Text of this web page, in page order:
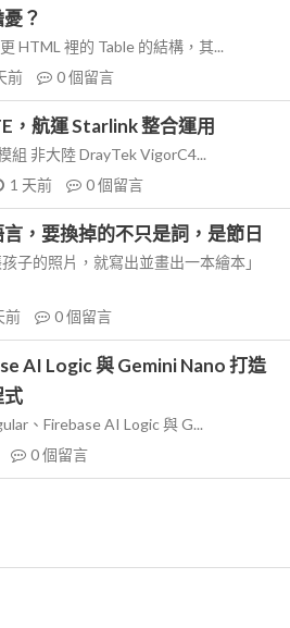
？
HTML 裡的 Table 的結構，其...
前 0個留言
，航運 Starlink 整合運用
組 非大陸 DrayTek VigorC4...
1 天前 0個留言
，要換掉的不只是詞，是節日
子的照片，就寫出並畫出一本繪本」
前 0個留言
AI Logic 與 Gemini Nano 打造
式
、Firebase AI Logic 與 G...
0個留言